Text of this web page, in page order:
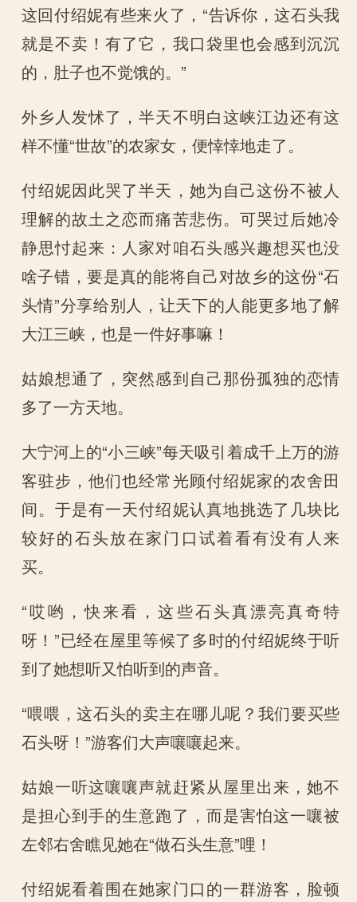
这回付绍妮有些来火了，“告诉你，这石头我
就是不卖！有了它，我口袋里也会感到沉沉
的，肚子也不觉饿的。”
外乡人发怵了，半天不明白这峡江边还有这
样不懂“世故”的农家女，便悻悻地走了。
付绍妮因此哭了半天，她为自己这份不被人
理解的故土之恋而痛苦悲伤。可哭过后她冷
静思忖起来：人家对咱石头感兴趣想买也没
啥子错，要是真的能将自己对故乡的这份“石
头情”分享给别人，让天下的人能更多地了解
大江三峡，也是一件好事嘛！
姑娘想通了，突然感到自己那份孤独的恋情
多了一方天地。
大宁河上的“小三峡”每天吸引着成千上万的游
客驻步，他们也经常光顾付绍妮家的农舍田
间。于是有一天付绍妮认真地挑选了几块比
较好的石头放在家门口试着看有没有人来
买。
“哎哟，快来看，这些石头真漂亮真奇特
呀！”已经在屋里等候了多时的付绍妮终于听
到了她想听又怕听到的声音。
“喂喂，这石头的卖主在哪儿呢？我们要买些
石头呀！”游客们大声嚷嚷起来。
姑娘一听这嚷嚷声就赶紧从屋里出来，她不
是担心到手的生意跑了，而是害怕这一嚷被
左邻右舍瞧见她在“做石头生意”哩！
付绍妮看着围在她家门口的一群游客，脸顿